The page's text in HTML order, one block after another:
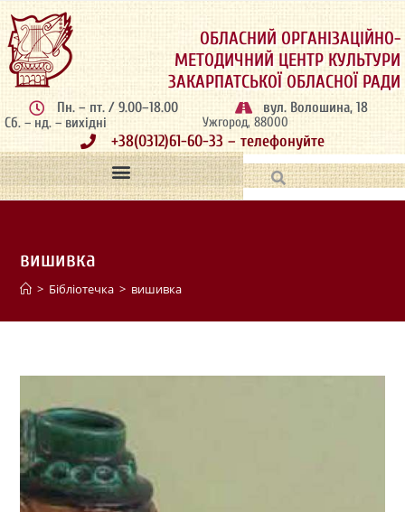
ОБЛАСНИЙ ОРГАНІЗАЦІЙНО-
МЕТОДИЧНИЙ ЦЕНТР КУЛЬТУРИ
ЗАКАРПАТСЬКОЇ ОБЛАСНОЇ РАДИ
Пн. – пт. / 9.00–18.00
Сб. – нд. – вихідні
вул. Волошина, 18
Ужгород, 88000
+38(0312)61-60-33 – телефонуйте
вишивка
> Бібліотечка > вишивка